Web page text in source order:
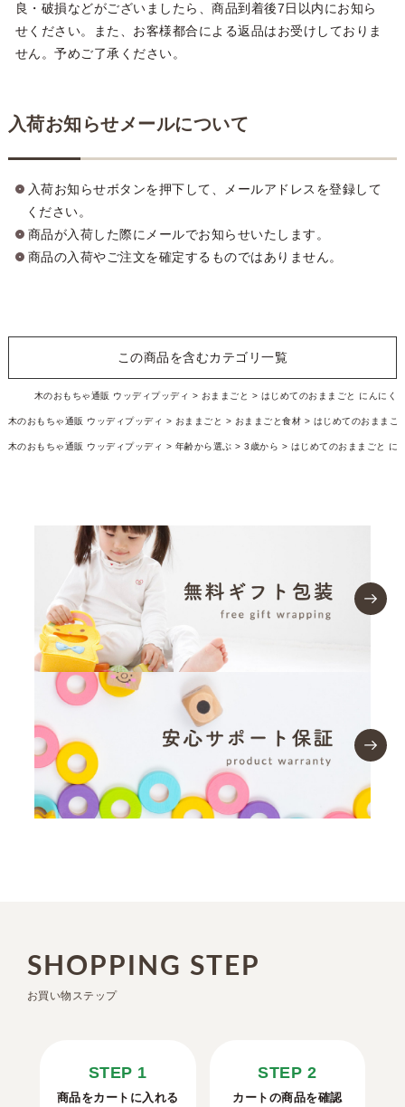
良・破損などがございましたら、商品到着後7日以内にお知ら
せください。また、お客様都合による返品はお受けしておりま
せん。予めご了承ください。
入荷お知らせメールについて
入荷お知らせボタンを押下して、メールアドレスを登録して
ください。
商品が入荷した際にメールでお知らせいたします。
商品の入荷やご注文を確定するものではありません。
この商品を含むカテゴリ一覧
木のおもちゃ通販 ウッディプッディ おままごと はじめてのおままごと にんにく
木のおもちゃ通販 ウッディプッディ おままごと おままごと食材 はじめてのおままご
木のおもちゃ通販 ウッディプッディ 年齢から選ぶ 3歳から はじめてのおままごと に
SHOPPING STEP
お買い物ステップ
STEP 1
商品をカートに入れる
STEP 2
カートの商品を確認